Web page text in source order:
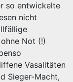
so entwickelte
nicht
Not (!)
Vasalitäten
Sieger-Macht,